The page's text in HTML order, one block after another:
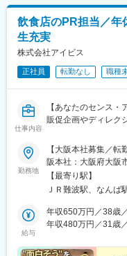
飲食店のPR担当／年
生充実
株式会社アイビス
正社員 転勤なし 職種
仕事内容
【あなたのセンス
販促企画やディレク
勤務地
【大阪本社募集／
阪本社：大阪府大阪
クセス ＞・JR「難
出口から徒歩3分※本
【最寄り駅】
ＪＲ難波駅、なんば
給与
年収650万円／38歳
年収480万円／31歳